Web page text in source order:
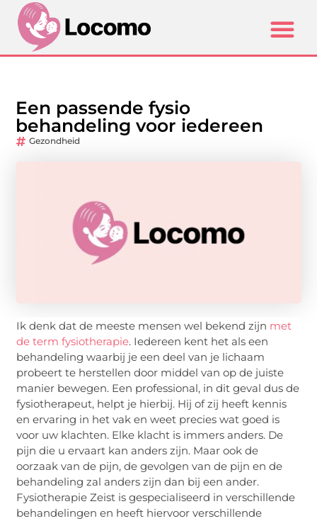
Een passende fysio
behandeling voor iedereen
Gezondheid
Ik denk dat de meeste mensen wel bekend zijn met
de term fysiotherapie. Iedereen kent het als een
behandeling waarbij je een deel van je lichaam
probeert te herstellen door middel van op de juiste
manier bewegen. Een professional, in dit geval dus de
fysiotherapeut, helpt je hierbij. Hij of zij heeft kennis
en ervaring in het vak en weet precies wat goed is
voor uw klachten. Elke klacht is immers anders. De
pijn die u ervaart kan anders zijn. Maar ook de
oorzaak van de pijn, de gevolgen van de pijn en de
behandeling zal anders zijn dan bij een ander.
Fysiotherapie Zeist is gespecialiseerd in verschillende
behandelingen en heeft hiervoor verschillende